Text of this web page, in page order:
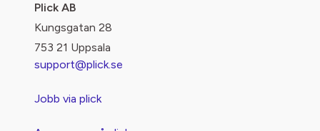
Plick AB
Kungsgatan 28
753 21 Uppsala
support@plick.se
Jobb via plick